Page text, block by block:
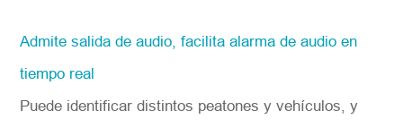
Admite salida de audio, facilita alarma de audio en
tiempo real
Puede identificar distintos peatones y vehículos, y